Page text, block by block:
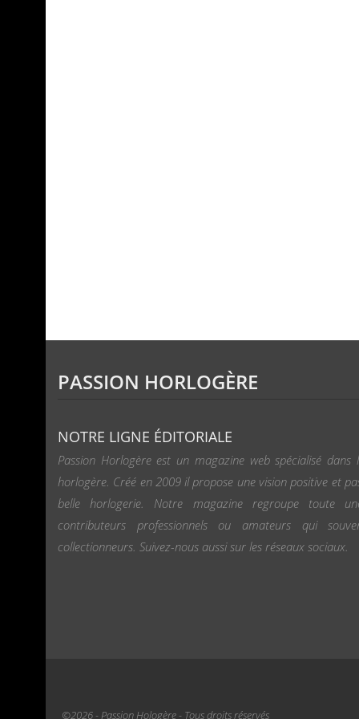
PASSION HORLOGÈRE
NOTRE LIGNE ÉDITORIALE
Passion Horlogère est un magazine web spécialisé dans
horlogère. Créé en 2009 il propose une vision positive et
belle horlogerie. Notre magazine regroupe toute
contributeurs professionnels ou amateurs qui
collectionneurs. Suivez-nous aussi sur les réseaux sociaux.
©2026 - Passion Hologère - Tous droits réservés